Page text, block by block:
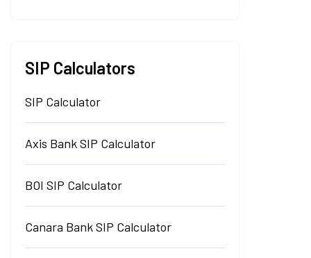
SIP Calculators
SIP Calculator
Axis Bank SIP Calculator
BOI SIP Calculator
Canara Bank SIP Calculator